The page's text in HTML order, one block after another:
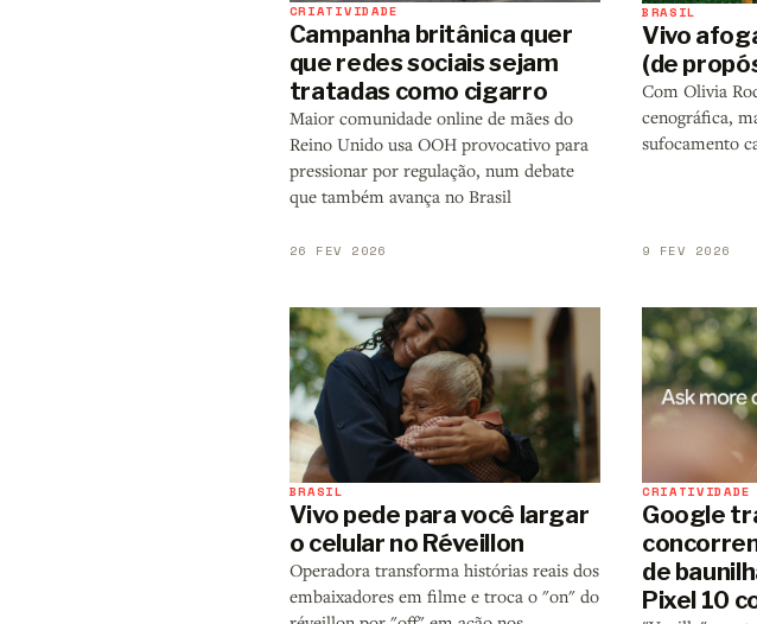
CRIATIVIDADE
Campanha britânica quer
que redes sociais sejam
tratadas como cigarro
Maior comunidade online de mães do
Reino Unido usa OOH provocativo para
pressionar por regulação, num debate
que também avança no Brasil
26 FEV 2026
BRASIL
Vivo
(de
Com Olivia
cenográfica,
sufocamento
9 FEV 2026
BRASIL
Vivo pede para você largar
o celular no Réveillon
Operadora transforma histórias reais dos
embaixadores em filme e troca o "on" do
CRIATIVIDADE
Google
de
Pixel 10